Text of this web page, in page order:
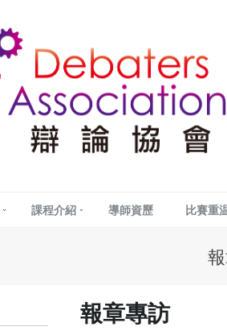
課程介紹 導師資歷 比賽重
報章專訪